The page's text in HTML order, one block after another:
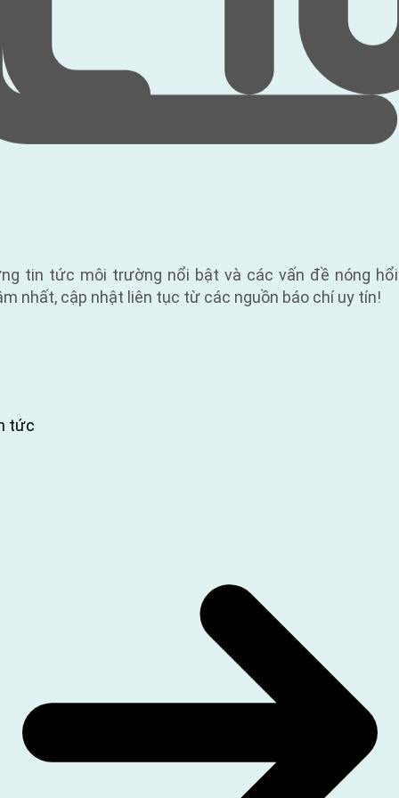
tin tức môi trường nổi bật và các vấn đề nóng
nhất, cập nhật liên tục từ các nguồn báo chí uy tín!
tức